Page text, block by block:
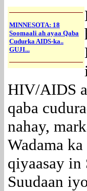
MINNESOTA: 18
Soomaali ah ayaa Qaba
Cudurka AIDS-ka..
GUJI...
HIV/AIDS
qaba
nahay,
Wadama
qiyaasay in
Suudaan